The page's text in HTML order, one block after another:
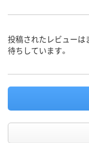
投稿されたレビューは
待ちしています。